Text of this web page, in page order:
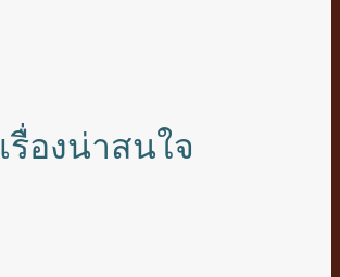
เรื่องน่าสนใจ